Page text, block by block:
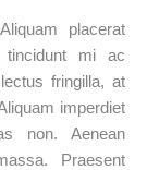
placerat
tincidunt mi ac
fringilla, at
imperdiet
non. Aenean
Praesent